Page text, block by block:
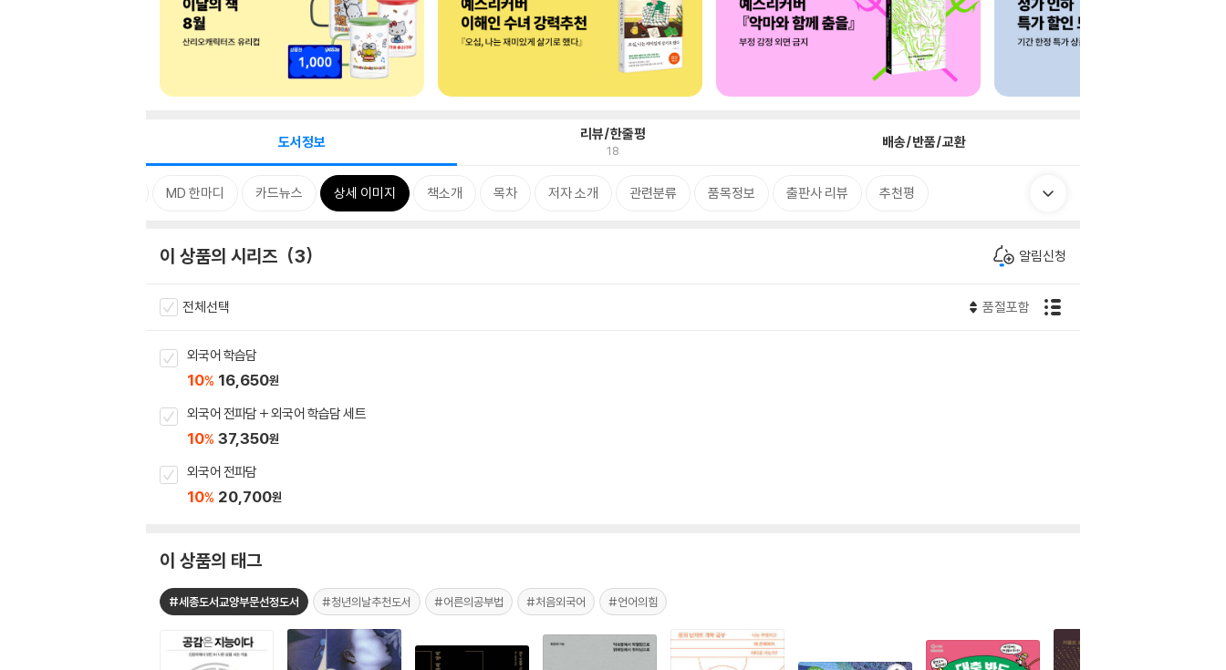
도서정보 리뷰/한줄평
18 배송/반품/교환
MD 한마디 카드뉴스 상세 이미지 책소개 목차 저자 소개 관련분류 품목정보 출판사 리뷰 추천평
이 상품의 시리즈 3 알림신청
전체선택 품절포함
외국어 학습담
10% 16,650원
외국어 전파담 + 외국어 학습담 세트
10% 37,350원
외국어 전파담
10% 20,700원
이 상품의 태그
#세종도서교양부문선정도서 #청년의날추천도서 #어른의공부법 #처음외국어 #언어의힘